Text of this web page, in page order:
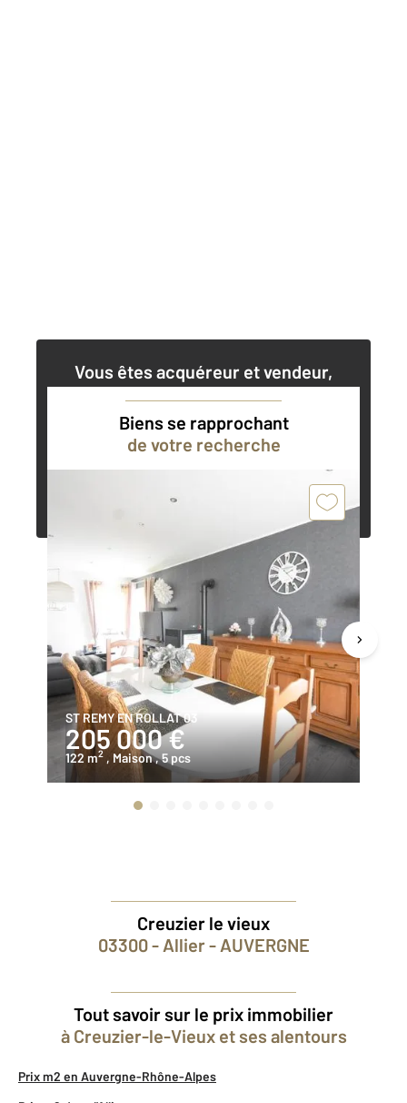
Vous êtes acquéreur et vendeur,
Contacter l'agence
Demander une estimation
Biens se rapprochant
de votre recherche
ST REMY EN ROLLAT 03
205 000 €
122 m2 , Maison, 5 pcs
Creuzier le vieux
03300 - Allier - AUVERGNE
Tout savoir sur le prix immobilier
à Creuzier-le-Vieux et ses alentours
Prix m2 en Auvergne-Rhône-Alpes